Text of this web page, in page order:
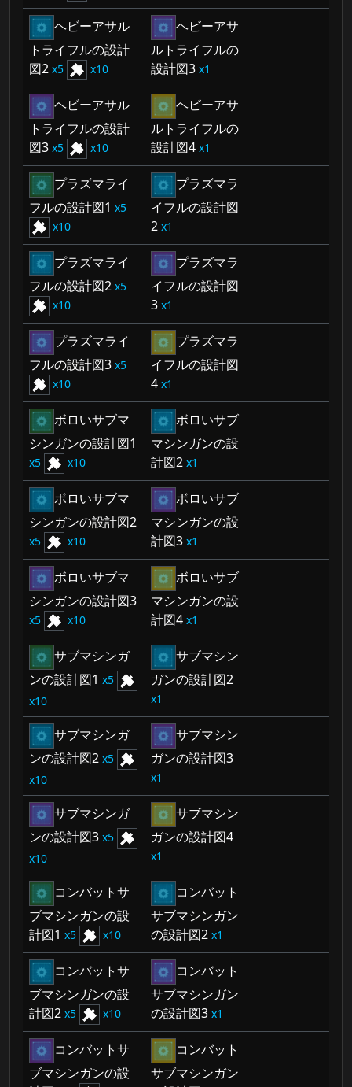
ヘビーアサル
トライフルの設計
図2 5 10
ヘビーアサ
ルトライフルの
設計図3
1
ヘビーアサル
トライフルの設計
図3 5 10
ヘビーアサ
ルトライフルの
設計図4
1
プラズマライ
フルの設計図1
5
10
プラズマラ
イフルの設計図
2
1
プラズマライ
フルの設計図2 5
10
プラズマラ
イフルの設計図
3
1
プラズマライ
フルの設計図3 5
10
プラズマラ
イフルの設計図
4
1
ボロいサブマ
シンガンの設計図1
5 10
ボロいサブ
マシンガンの設
計図2
1
ボロいサブマ
シンガンの設計図2
5 10
ボロいサブ
マシンガンの設
計図3
1
ボロいサブマ
シンガンの設計図3
5 10
ボロいサブ
マシンガンの設
計図4
1
サブマシンガ
ンの設計図1
5
10
サブマシン
ガンの設計図2
1
サブマシンガ
ンの設計図2 5
10
サブマシン
ガンの設計図3
1
サブマシンガ
ンの設計図3 5
10
サブマシン
ガンの設計図4
1
コンバットサ
ブマシンガンの設
計図1
5 10
コンバット
サブマシンガン
の設計図2
1
コンバットサ
ブマシンガンの設
計図2 5 10
コンバット
サブマシンガン
の設計図3
1
コンバットサ
ブマシンガンの設
コンバット
サブマシンガン